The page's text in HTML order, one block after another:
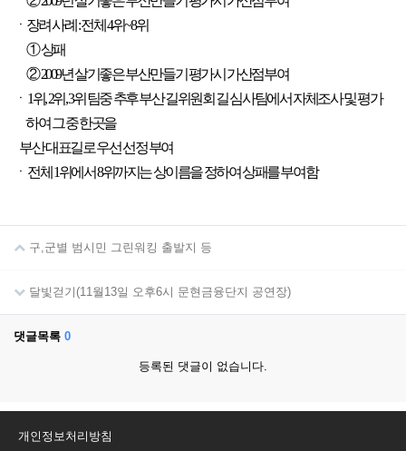
ㆍ장려 사례 : 전체 4위~8위
① 상패
② 2009년 살기좋은 부산만들기 평가시 가산점부여
ㆍ 1위, 2위, 3위 팀중 추후 부산 길위원회 길 심사팀에서 자체조사 및 평가
하여 그 중 한곳을
부산 대표길로 우선 선정 부여
ㆍ 전체 1위에서 8위까지는 상이름을 정하여 상패를 부여함
구,군별 범시민 그린워킹 출발지 등
달빛걷기(11월13일 오후6시 문현금융단지 공연장)
댓글목록 0
등록된 댓글이 없습니다.
개인정보처리방침